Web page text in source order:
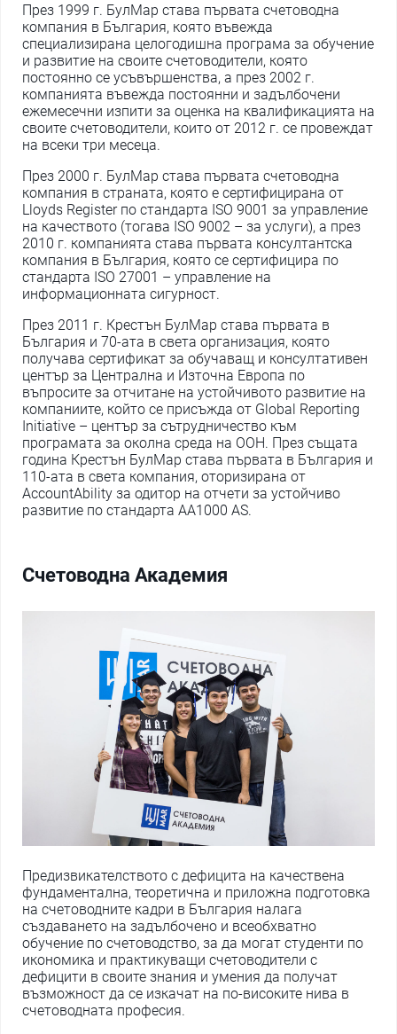
През 1999 г. БулМар става първата счетоводна
компания в България, която въвежда
специализирана целогодишна програма за обучение
и развитие на своите счетоводители, която
постоянно се усъвършенства, а през 2002 г.
компанията въвежда постоянни и задълбочени
ежемесечни изпити за оценка на квалификацията на
своите счетоводители, които от 2012 г. се провеждат
на всеки три месеца.
През 2000 г. БулМар става първата счетоводна
компания в страната, която е сертифицирана от
Lloyds Register по стандарта ISO 9001 за управление
на качеството (тогава ISO 9002 – за услуги), а през
2010 г. компанията става първата консултантска
компания в България, която се сертифицира по
стандарта ISO 27001 – управление на
информационната сигурност.
През 2011 г. Крестън БулМар става първата в
България и 70-ата в света организация, която
получава сертификат за обучаващ и консултативен
център за Централна и Източна Европа по
въпросите за отчитане на устойчивото развитие на
компаниите, който се присъжда от Global Reporting
Initiative – център за сътрудничество към
програмата за околна среда на ООН. През същата
година Крестън БулМар става първата в България и
110-ата в света компания, оторизирана от
AccountAbility за одитор на отчети за устойчиво
развитие по стандарта АА1000 AS.
Счетоводна Академия
Предизвикателството с дефицита на качествена
фундаментална, теоретична и приложна подготовка
на счетоводните кадри в България налага
създаването на задълбочено и всеобхватно
обучение по счетоводство, за да могат студенти по
икономика и практикуващи счетоводители с
дефицити в своите знания и умения да получат
възможност да се изкачат на по-високите нива в
счетоводната професия.